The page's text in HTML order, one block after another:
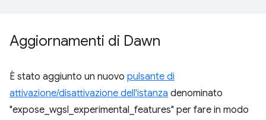
Aggiornamenti di Dawn
È stato aggiunto un nuovo pulsante di
attivazione/disattivazione dell'istanza denominato
"expose_wgsl_experimental_features" per fare in modo